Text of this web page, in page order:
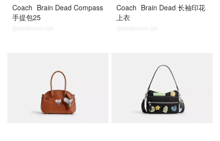
Coach Brain Dead Compass
手提包25
@dealmoon.de
Coach Brain Dead 长袖印花
上衣
@dealmoon.de